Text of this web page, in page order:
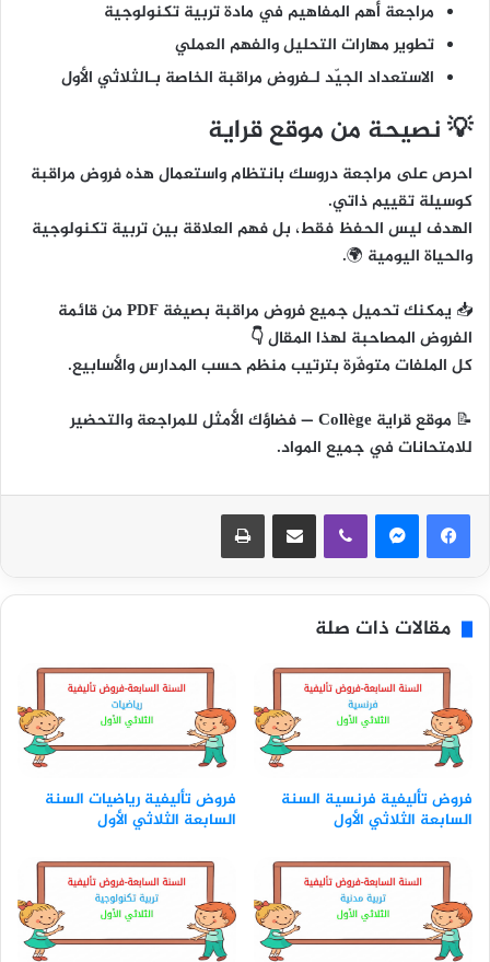
مراجعة أهم المفاهيم في مادة تربية تكنولوجية
تطوير مهارات التحليل والفهم العملي
الاستعداد الجيّد لـفروض مراقبة الخاصة بـالثلاثي الأول
💡 نصيحة من موقع قراية
احرص على مراجعة دروسك بانتظام واستعمال هذه فروض مراقبة
كوسيلة تقييم ذاتي.
الهدف ليس الحفظ فقط، بلفهم العلاقة بين تربية تكنولوجية
والحياة اليومية 🌍.
📥
يمكنك تحميل جميع فروض مراقبة بصيغة PDF من قائمة
الفروض المصاحبة لهذا المقال 👇
كل الملفات متوفّرة بترتيب منظم حسب المدارس والأسابيع.
📝 موقع قراية Collège
— فضاؤك الأمثل للمراجعة والتحضير
للامتحانات في جميع المواد.
مشاركة عبر البريد
مقالات ذات صلة
فروض تأليفية فرنسية السنة
السابعة الثلاثي الأول
فروض تأليفية رياضيات السنة
السابعة الثلاثي الأول